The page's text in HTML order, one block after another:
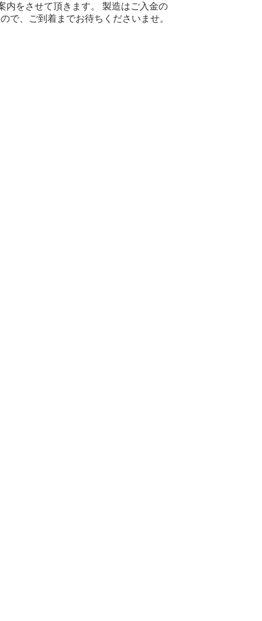
内をさせて頂きます。 製造はご入金の
で、ご到着までお待ちくださいませ。